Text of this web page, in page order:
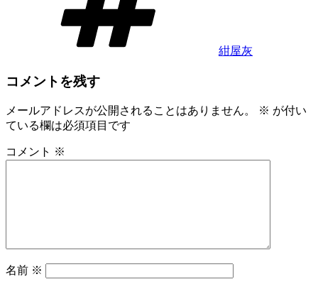
紺屋灰
コメントを残す
メールアドレスが公開されることはありません。 ※ が付い
ている欄は必須項目です
コメント ※
名前 ※